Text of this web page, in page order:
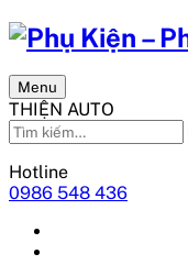
Menu
THIỆN AUTO
Hotline
0986 548 436